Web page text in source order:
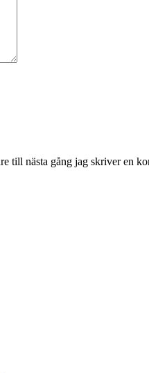
till nästa gång jag skriver en